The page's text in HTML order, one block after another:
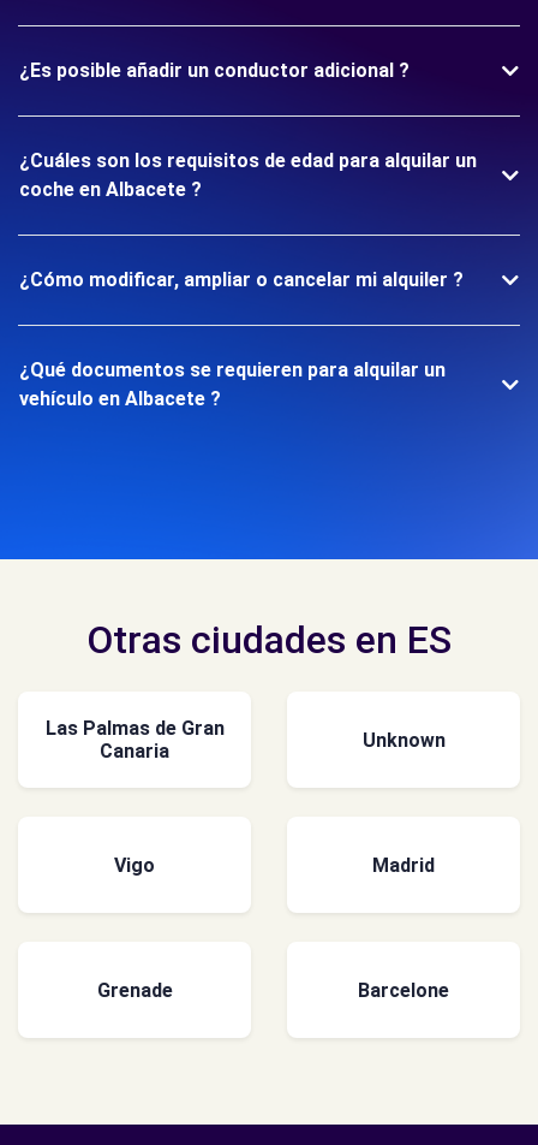
¿Es posible añadir un conductor adicional ?
¿Cuáles son los requisitos de edad para alquilar un
coche en Albacete ?
¿Cómo modificar, ampliar o cancelar mi alquiler ?
¿Qué documentos se requieren para alquilar un
vehículo en Albacete ?
Otras ciudades en ES
Las Palmas de Gran
Canaria
Unknown
Vigo Madrid
Grenade Barcelone